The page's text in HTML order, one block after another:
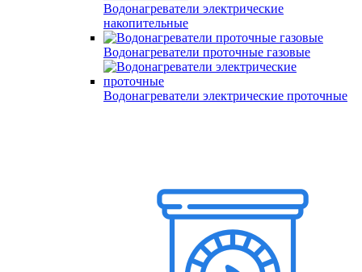
Водонагреватели электрические
накопительные
Водонагреватели проточные газовые
Водонагреватели электрические проточные